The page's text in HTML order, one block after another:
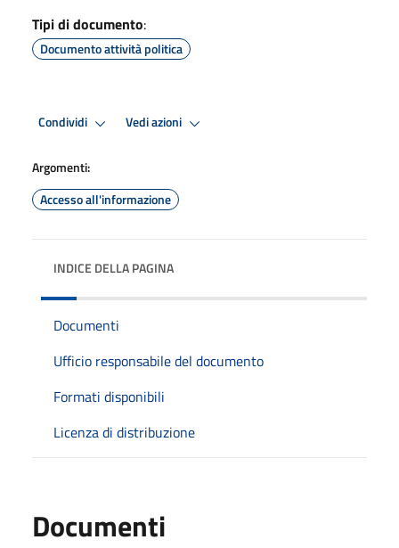
Tipi di documento:
Documento attività politica
Condividi Vedi azioni
Argomenti:
Accesso all'informazione
INDICE DELLA PAGINA
Documenti
Ufficio responsabile del documento
Formati disponibili
Licenza di distribuzione
Documenti